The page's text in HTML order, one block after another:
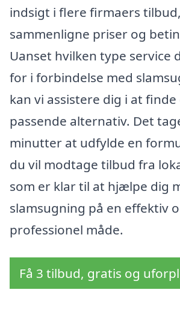
indsigt i flere firmaers
sammenligne priser og
Uanset hvilken type service
for i forbindelse med
kan vi assistere dig i at
passende alternativ. Det
minutter at udfylde en
du vil modtage tilbud fra
som er klar til at hjælpe dig
slamsugning på en effektiv
professionel måde.
Få 3 tilbud, gratis og